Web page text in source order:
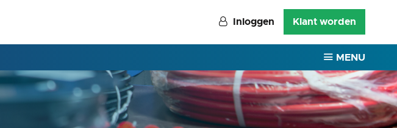
Inloggen Klant worden
MENU